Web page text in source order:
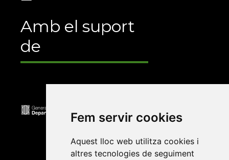
Fem servir cookies
Aquest lloc web utilitza cookies i
altres tecnologies de seguiment
Amb el suport
de